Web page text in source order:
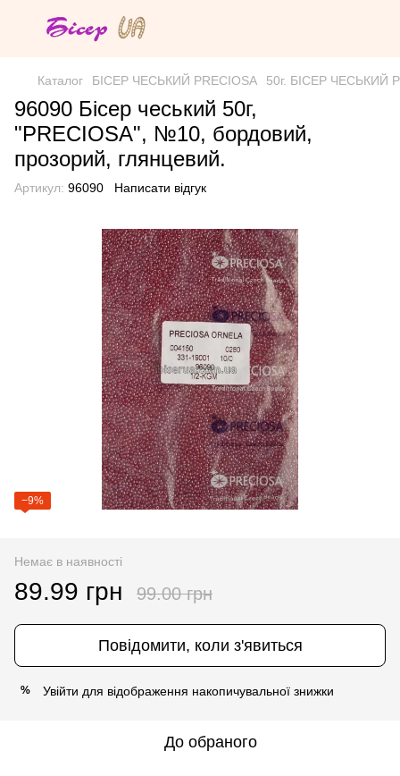
Каталог БІСЕР ЧЕСЬКИЙ PRECIOSA 50г. БІСЕР ЧЕСЬКИЙ
96090 Бісер чеський 50г,
"PRECIOSA", №10, бордовий,
прозорий, глянцевий.
Артикул: 96090 Написати відгук
−9%
Немає в наявності
89.99 грн 99.00 грн
Повідомити, коли з'явиться
% Увійти для відображення накопичувальної знижки
До обраного